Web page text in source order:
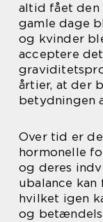
altid fået den
gamle dage
og kvinder
acceptere
årtier, at der
betydningen
Over tid er
hormonelle
og deres
ubalance
hvilket igen
og